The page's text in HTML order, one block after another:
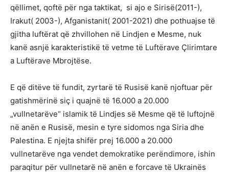
qëllimet, qoftë për nga taktikat, si ajo e Sirisë(2011-),
Irakut( 2003-), Afganistanit( 2001-2021) dhe pothuajse të
gjitha luftërat që zhvillohen në Lindjen e Mesme, nuk
kanë asnjë karakteristikë të vetme të Luftërave Çlirimtare
a Luftërave Mbrojtëse.
E që ditëve të fundit, zyrtarë të Rusisë kanë njoftuar për
gatishmërinë siç i quajnë të 16.000 a 20.000
„vullnetarëve“ islamik të Lindjes së Mesme që të luftojnë
në anën e Rusisë, mesin e tyre sidomos nga Siria dhe
Palestina. E njejta shifër prej 16.000 a 20.000
vullnetarëve nga vendet demokratike perëndimore, ishin
paraqitur për vullnetarë në anën e forcave të Ukrainës